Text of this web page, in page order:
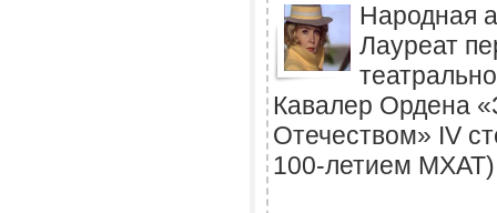
Народная
Лауреат
Кавалер Ордена
Отечеством» IV
100-летием МХАТ)